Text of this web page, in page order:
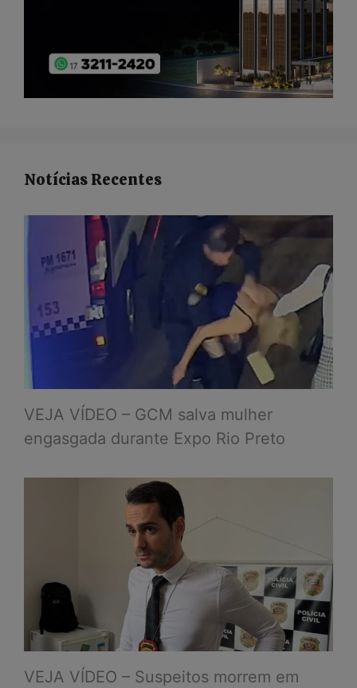
Notícias Recentes
VEJA VÍDEO – GCM salva mulher
engasgada durante Expo Rio Preto
VEJA VÍDEO – Suspeitos morrem em